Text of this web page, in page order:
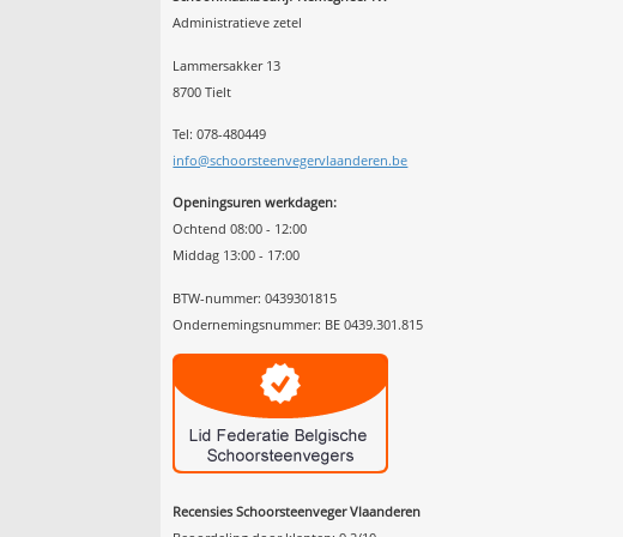
Administratieve zetel
Lammersakker 13
8700 Tielt
Tel: 078-480449
info@schoorsteenvegervlaanderen.be
Openingsuren werkdagen:
Ochtend 08:00 - 12:00
Middag 13:00 - 17:00
BTW-nummer: 0439301815
Ondernemingsnummer: BE 0439.301.815
Recensies Schoorsteenveger Vlaanderen